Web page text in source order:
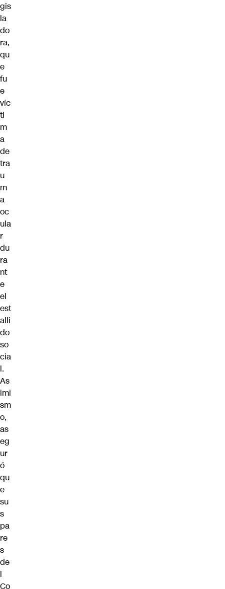
gis
la
do
ra,
qu
e
fu
e
víc
ti
m
a
de
tra
u
m
a
oc
ula
r
du
ra
nt
e
el
est
alli
do
so
cia
l.
As
imi
sm
o,
as
eg
ur
ó
qu
e
su
s
pa
re
s
de
l
Co